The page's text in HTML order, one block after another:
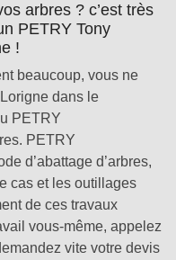
arbres ? c’est très
PETRY Tony
!
beaucoup, vous ne
dans le
PETRY
PETRY
d’abattage d’arbres,
cas et les outillages
de ces travaux
vous-même, appelez
vite votre devis